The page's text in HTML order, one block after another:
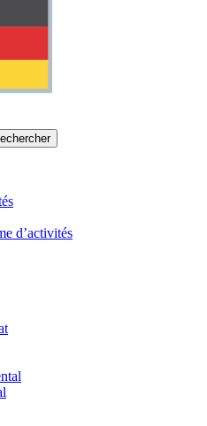
d’activités